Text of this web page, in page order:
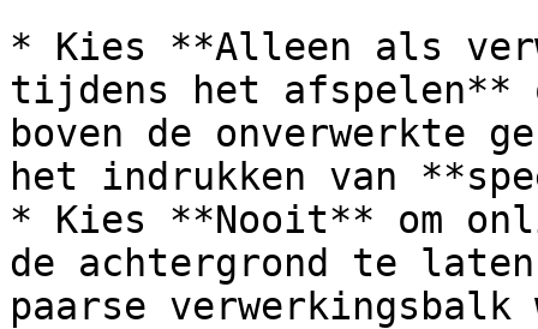
* Kies **Alleen als
tijdens het afspelen**
boven de onverwerkte
het indrukken van
* Kies **Nooit** om
de achtergrond te
paarse verwerkingsbalk